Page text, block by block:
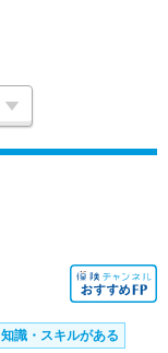
知識・スキルがある